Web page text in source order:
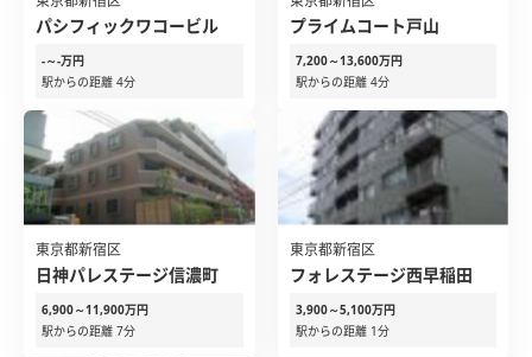
パシフィックワコービル
-～-万円
駅からの距離 4分
プライムコート戸山
7,200～13,600万円
駅からの距離 4分
東京都新宿区
日神パレステージ信濃町
6,900～11,900万円
駅からの距離 7分
東京都新宿区
フォレステージ西早稲田
3,900～5,100万円
駅からの距離 1分